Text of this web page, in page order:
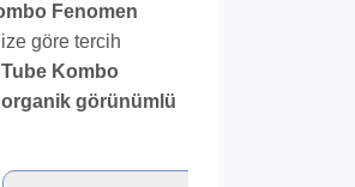
Fenomen
göre tercih
Kombo
organik görünümlü